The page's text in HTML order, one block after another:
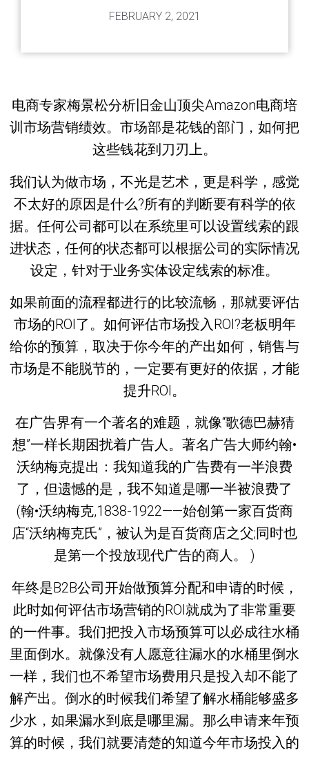
FEBRUARY 2, 2021
电商专家梅景松分析旧金山顶尖Amazon电商培
训市场营销绩效。市场部是花钱的部门，如何把
这些钱花到刀刃上。
我们认为做市场，不光是艺术，更是科学，感觉
不太好的原因是什么?所有的判断要有科学的依
据。任何公司都可以在系统里可以设置线索的跟
进状态，任何的状态都可以根据公司的实际情况
设定，针对于业务实体设定线索的标准。
如果前面的流程都进行的比较流畅，那就要评估
市场的ROI了。如何评估市场投入ROI?老板明年
给你的预算，取决于你今年的产出如何，销售与
市场是不能脱节的，一定要有更好的依据，才能
提升ROI。
在广告界有一个著名的难题，就像“歌德巴赫猜
想”一样长期困扰着广告人。著名广告大师约翰•
沃纳梅克提出：我知道我的广告费有一半浪费
了，但遗憾的是，我不知道是哪一半被浪费了
(翰•沃纳梅克,1838-1922——始创第一家百货商
店“沃纳梅克氏”，被认为是百货商店之父;同时也
是第一个投放现代广告的商人。 )
年终是B2B公司开始做预算分配和申请的时候，
此时如何评估市场营销的ROI就成为了非常重要
的一件事。我们把投入市场预算可以必成往水桶
里面倒水。就像没有人愿意往漏水的水桶里倒水
一样，我们也不希望市场费用只是投入却不能了
解产出。倒水的时候我们希望了解水桶能够盛多
少水，如果漏水到底是哪里漏。那么申请来年预
算的时候，我们就要清楚的知道今年市场投入的